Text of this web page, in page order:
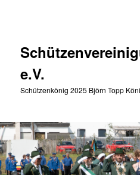
e.V.
Schützenkönig 2025 Björn Topp